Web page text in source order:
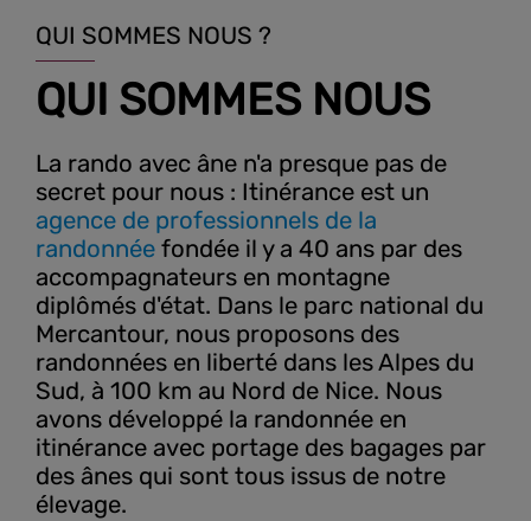
QUI SOMMES NOUS ?
QUI SOMMES NOUS
La rando avec âne n'a presque pas de
secret pour nous : Itinérance est un
agence de professionnels de la
randonnée fondée il y a 40 ans par des
accompagnateurs en montagne
diplômés d'état. Dans le parc national du
Mercantour, nous proposons des
randonnées en liberté dans les Alpes du
Sud, à 100 km au Nord de Nice. Nous
avons développé la randonnée en
itinérance avec portage des bagages par
des ânes qui sont tous issus de notre
élevage.